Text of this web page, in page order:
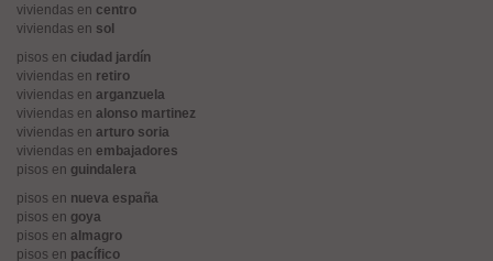
viviendas en centro
viviendas en sol
pisos en ciudad jardín
viviendas en retiro
viviendas en arganzuela
viviendas en alonso martinez
viviendas en arturo soria
viviendas en embajadores
pisos en guindalera
pisos en nueva españa
pisos en goya
pisos en almagro
pisos en pacífico